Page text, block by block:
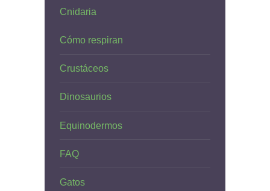
Cnidaria
Cómo respiran
Crustáceos
Dinosaurios
Equinodermos
FAQ
Gatos